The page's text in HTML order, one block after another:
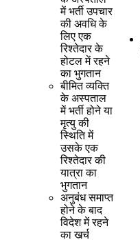
में भर्ती उपचार
की अवधि के
लिए एक
रिश्तेदार के
होटल में रहने
का भुगतान
बीमित व्यक्ति
के अस्पताल
में भर्ती होने या
मृत्यु की
स्थिति में
उसके एक
रिश्तेदार की
यात्रा का
भुगतान
अनुबंध समाप्त
होने के बाद
विदेश में रहने
का खर्च